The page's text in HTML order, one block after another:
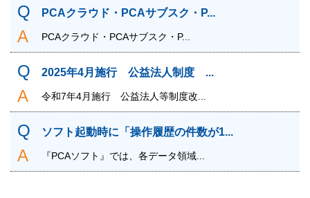
PCAクラウド・PCAサブスク・P...
PCAクラウド・PCAサブスク・P...
2025年4月施行 公益法人制度 ...
令和7年4月施行 公益法人等制度改...
ソフト起動時に「操作履歴の件数が1...
『PCAソフト』では、各データ領域...